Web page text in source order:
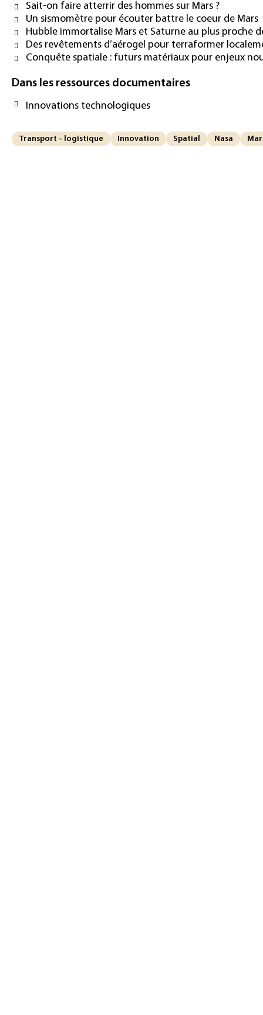
Sait-on faire atterrir des hommes sur Mars ?
Un sismomètre pour écouter battre le coeur de Mars
Hubble immortalise Mars et Saturne au plus proche
Des revêtements d’aérogel pour terraformer
Conquête spatiale : futurs matériaux pour enjeux
Dans les ressources documentaires
Innovations technologiques
Transport - logistique Innovation Spatial Nasa